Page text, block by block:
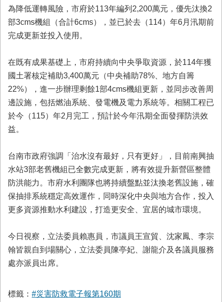
市
府
首
頁
為降低運轉風險，市府於113年編列2,200萬元，優先汰換2
部3cms機組（合計6cms），並已於去（114）年6月汛期前
完成更新並投入使用。
在既有成果基礎上，市府持續向中央爭取資源，於114年獲
國土署核定補助3,400萬元（中央補助78%、地方自籌
22%），進一步辦理剩餘1部4cms機組更新，並同步改善周
邊設施，包括燃油系統、發電機及電力系統等。相關工程已
於今（115）年2月完工，預計於今年汛期全面發揮防洪效
益。
台南市政府強調「治水沒有最好，只有更好」，目前南興抽
水站3部老舊機組已全數完成更新，將有效提升新營區整體
防洪能力。市府水利團隊也將持續盤點並汰換老舊設施，確
保抽排系統穩定高效運作，同時深化中央與地方合作，投入
更多資源推動水利建設，打造更安全、宜居的城市環境。
今日視察，立法委員賴惠員，市議員王宣貿、沈家鳳、李宗
翰皆親自到場關心，立法委員陳亭妃、謝龍介及各議員服務
處亦派員出席。
標籤： #災害防救電子報第160期